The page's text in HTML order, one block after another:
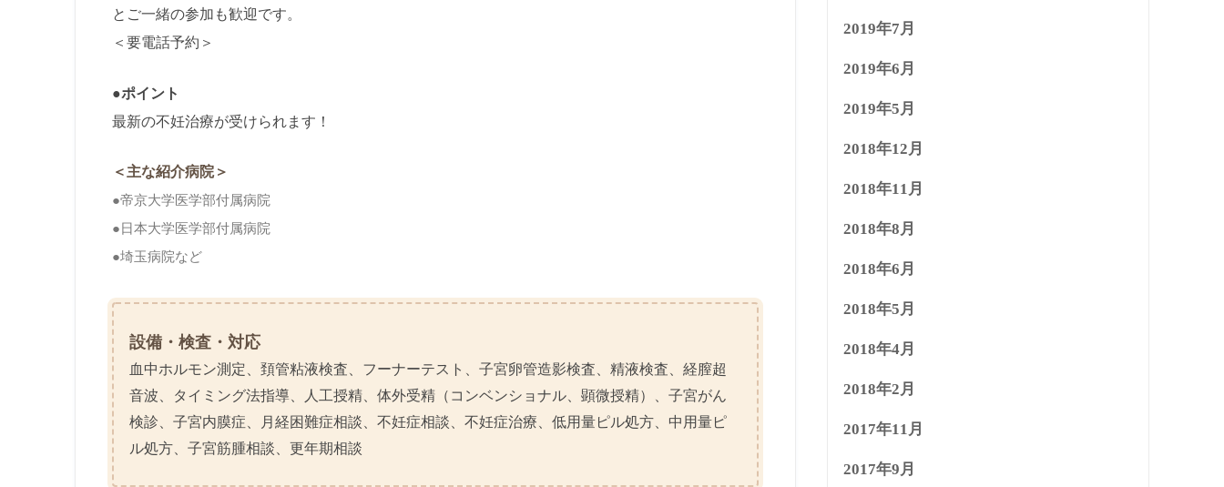
とご一緒の参加も歓迎です。
＜要電話予約＞
●ポイント
最新の不妊治療が受けられます！
＜主な紹介病院＞
●帝京大学医学部付属病院
●日本大学医学部付属病院
●埼玉病院など
設備・検査・対応
血中ホルモン測定、頚管粘液検査、フーナーテスト、子宮卵管造影検査、精液検査、経膣超
音波、タイミング法指導、人工授精、体外受精（コンベンショナル、顕微授精）、子宮がん
検診、子宮内膜症、月経困難症相談、不妊症相談、不妊症治療、低用量ピル処方、中用量ピ
ル処方、子宮筋腫相談、更年期相談
2019年7月
2019年6月
2019年5月
2018年12月
2018年11月
2018年8月
2018年6月
2018年5月
2018年4月
2018年2月
2017年11月
2017年9月